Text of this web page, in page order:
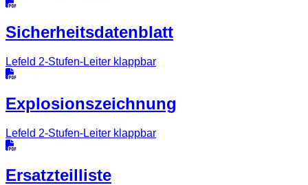
Sicherheitsdatenblatt
Lefeld 2-Stufen-Leiter klappbar
Explosionszeichnung
Lefeld 2-Stufen-Leiter klappbar
Ersatzteilliste